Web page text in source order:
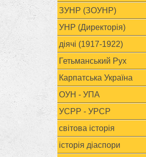
ЗУНР (ЗОУНР)
УНР (Директорія)
діячі (1917-1922)
Гетьманський Рух
Карпатська Україна
ОУН - УПА
УСРР - УРСР
світова історія
історія діаспори